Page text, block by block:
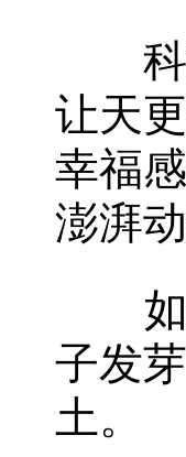
科技
让天
幸福
澎湃动
如果
子发
土。